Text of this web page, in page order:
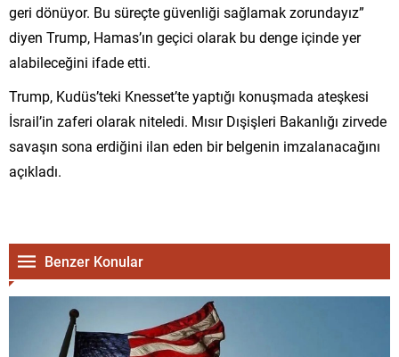
geri dönüyor. Bu süreçte güvenliği sağlamak zorundayız”
diyen Trump, Hamas’ın geçici olarak bu denge içinde yer
alabileceğini ifade etti.
Trump, Kudüs’teki Knesset’te yaptığı konuşmada ateşkesi
İsrail’in zaferi olarak niteledi. Mısır Dışişleri Bakanlığı zirvede
savaşın sona erdiğini ilan eden bir belgenin imzalanacağını
açıkladı.
Benzer Konular